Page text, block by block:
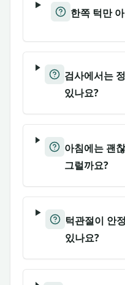
한쪽 턱만
검사에서는
있나요?
아침에는 괜
그럴까요?
턱관절이 안
있나요?